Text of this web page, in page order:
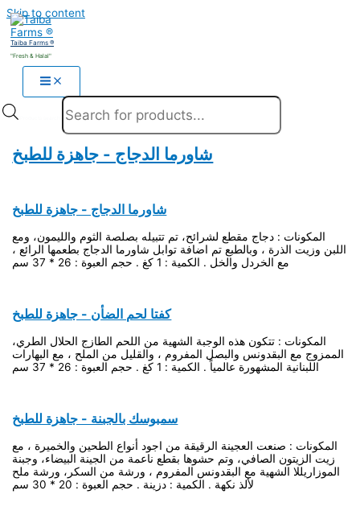
Skip to content
Taiba Farms ®
"Fresh & Halal"
شاورما الدجاج - جاهزة للطبخ
شاورما الدجاج - جاهزة للطبخ
المكونات : دجاج مقطع لشرائح، تم تتبيله بصلصة الثوم والليمون، ومع
اللبن وزيت الذرة ، وبالطبع تم اضافة توابل شاورما الدجاج بطعمها الرائع ،
مع الخردل والخل . الكمية : 1 كغ . حجم العبوة : 26 * 37 سم
كفتا لحم الضأن - جاهزة للطبخ
المكونات : تتكون هذه الوجبة الشهية من اللحم الطازج الحلال الطري،
الممزوج مع البقدونس والبصل المفروم ، والقليل من الملح ، مع البهارات
اللبنانية المشهورة عالمياً . الكمية : 1 كغ . حجم العبوة : 26 * 37 سم
سمبوسك بالجبنة - جاهزة للطبخ
المكونات : صنعت العجينة الرقيقة من اجود أنواع الطحين والخميرة ، مع
زيت الزيتون الصافي، وتم حشوها بقطع ناعمة من الجينة البيضاء، وجبنة
الموزاريللا الشهية مع البقدونس المفروم ، ورشة من السكر، ورشة ملح
لألذ نكهة . الكمية : دزينة . حجم العبوة : 20 * 30 سم